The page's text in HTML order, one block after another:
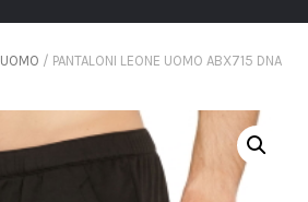
UOMO / PANTALONI LEONE UOMO ABX715 DNA